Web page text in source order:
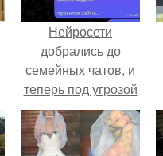
Нейросети
добрались до
семейных чатов, и
теперь под угрозой
мамины нервы.